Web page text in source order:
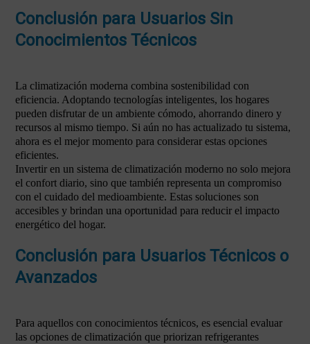
Conclusión para Usuarios Sin
Conocimientos Técnicos
La climatización moderna combina sostenibilidad con
eficiencia. Adoptando tecnologías inteligentes, los hogares
pueden disfrutar de un ambiente cómodo, ahorrando dinero y
recursos al mismo tiempo. Si aún no has actualizado tu sistema,
ahora es el mejor momento para considerar estas opciones
eficientes.
Invertir en un sistema de climatización moderno no solo mejora
el confort diario, sino que también representa un compromiso
con el cuidado del medioambiente. Estas soluciones son
accesibles y brindan una oportunidad para reducir el impacto
energético del hogar.
Conclusión para Usuarios Técnicos o
Avanzados
Para aquellos con conocimientos técnicos, es esencial evaluar
las opciones de climatización que priorizan refrigerantes